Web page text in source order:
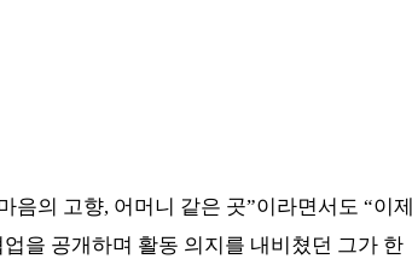
의 고향, 어머니 같은 곳”이라면서도 “이제
을 공개하며 활동 의지를 내비쳤던 그가 한